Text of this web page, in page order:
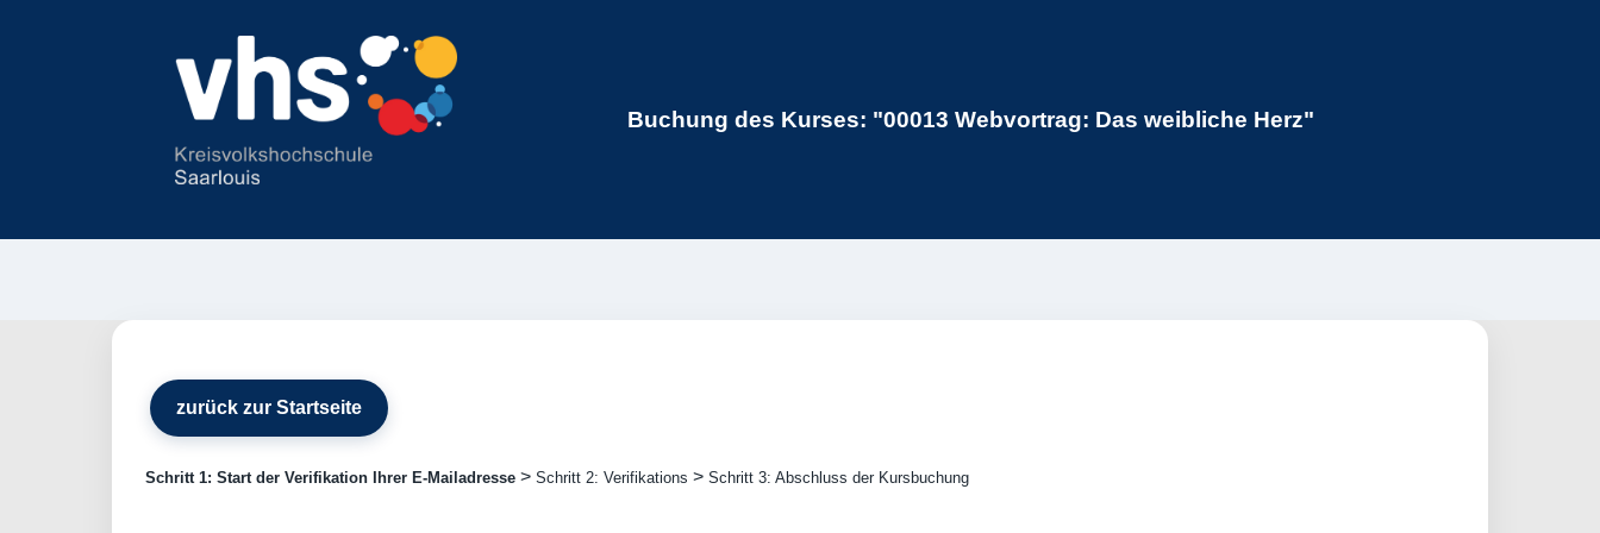
Buchung des Kurses: "00013 Webvortrag: Das weibliche Herz"
zurück zur Startseite
Schritt 1: Start der Verifikation Ihrer E-Mailadresse > Schritt 2: Verifikations > Schritt 3: Abschluss der Kursbuchung